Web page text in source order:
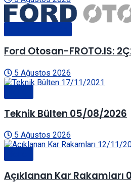
Ford Otosan-FROTO.IS:
5 Ağustos 2026
Teknik Bülten 05/08/2026
5 Ağustos 2026
Açıklanan Kar Rakamları